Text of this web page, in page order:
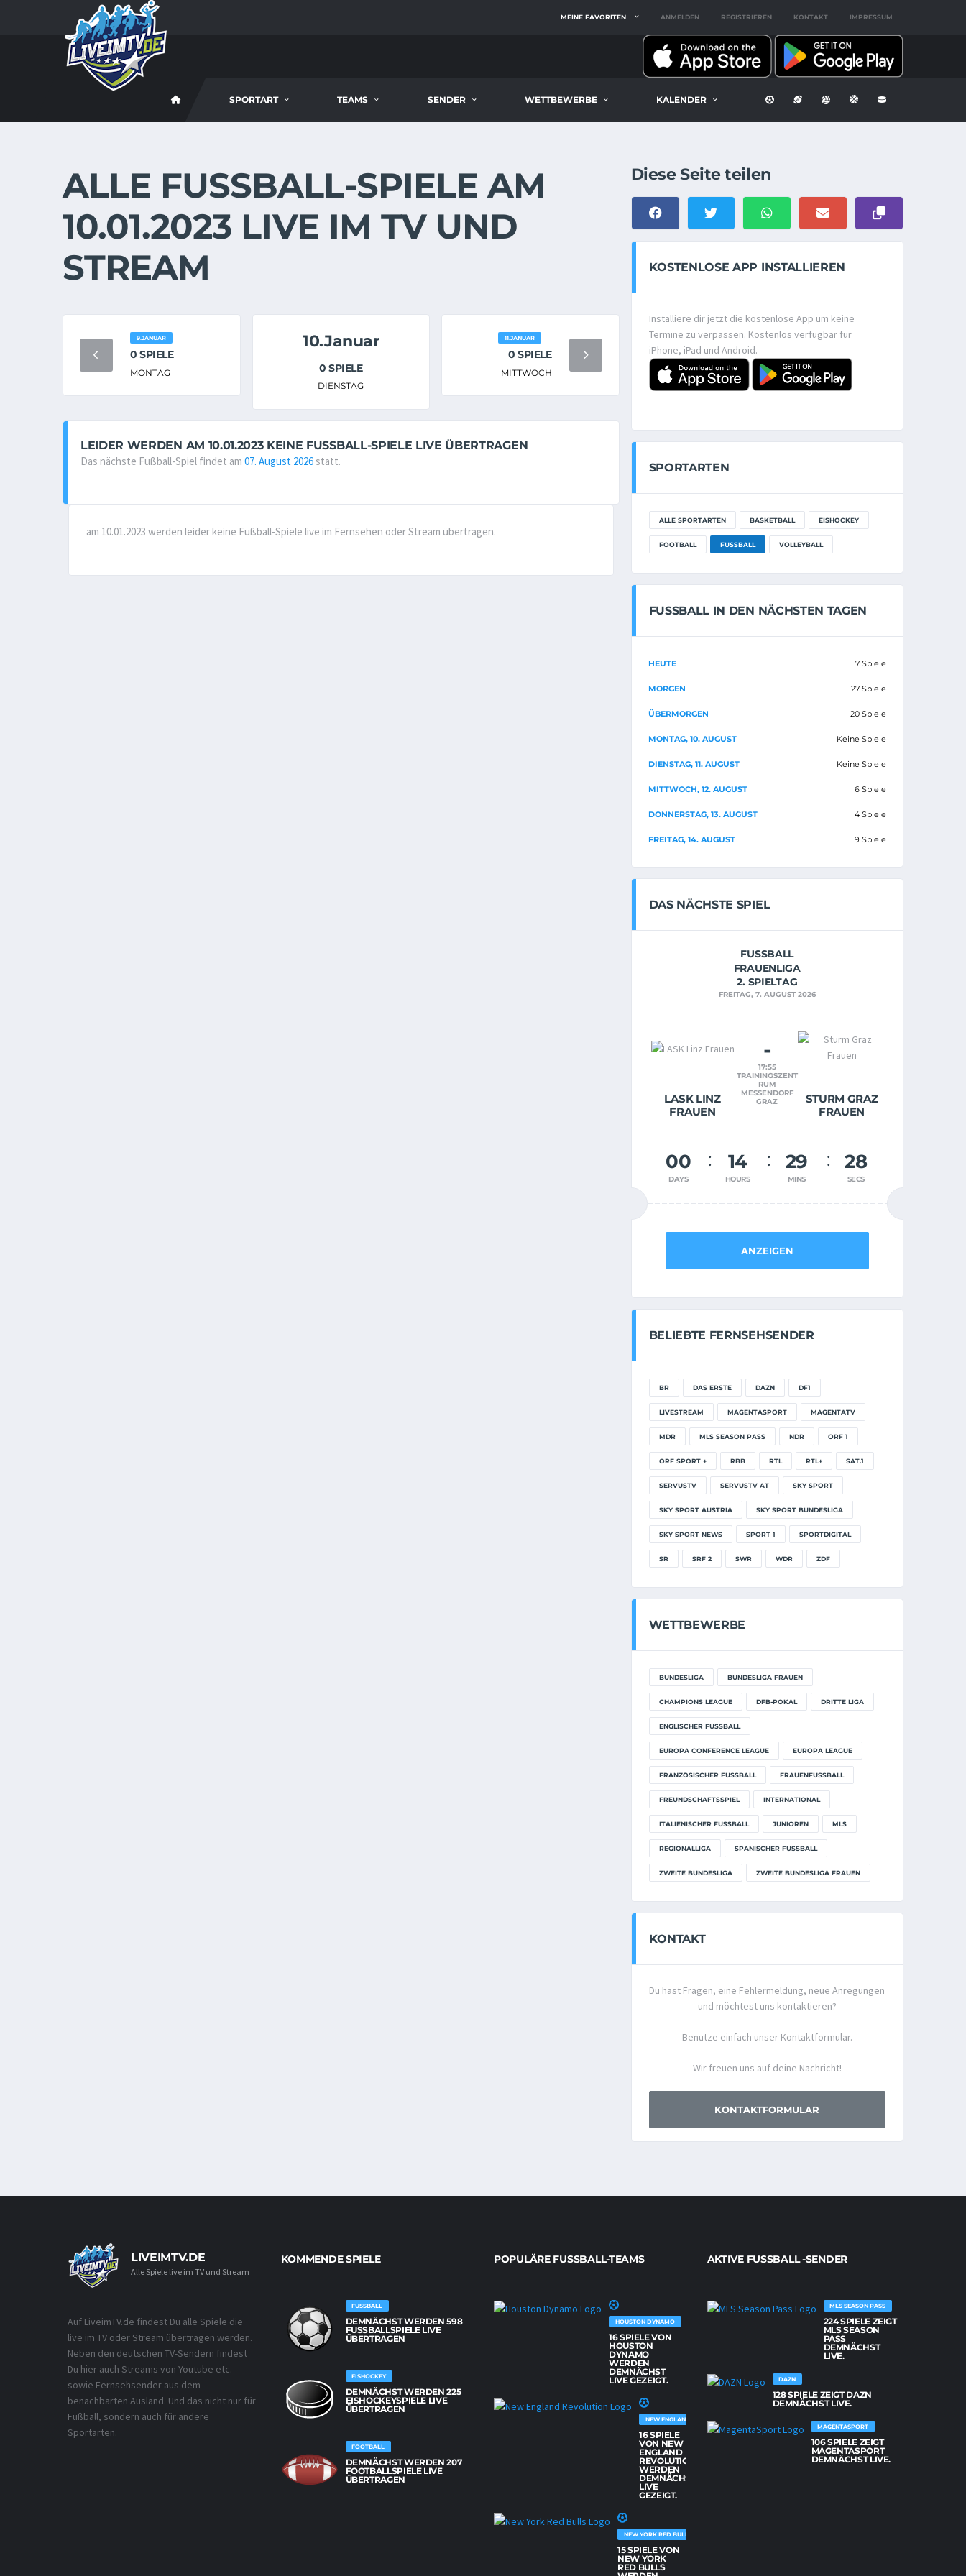
MEINE FAVORITEN ANMELDEN REGISTRIEREN KONTAKT IMPRESSUM
SPORTART TEAMS SENDER WETTBEWERBE KALENDER
ALLE FUSSBALL-SPIELE AM 1
0.01.2023 LIVE IM TV UND S
TREAM
9.JANUAR
0 SPIELE
MONTAG
10.Januar
0 SPIELE
DIENSTAG
11.JANUAR
0 SPIELE
MITTWOCH
LEIDER WERDEN AM 10.01.2023 KEINE FUSSBALL-SPIELE LIVE ÜBERTRAGEN
Das nächste Fußball-Spiel findet am 07. August 2026statt.
am 10.01.2023 werden leider keine Fußball-Spiele live im Fernsehen oder Stream übertragen.
Diese Seite teilen
KOSTENLOSE APP INSTALLIEREN
Installiere dir jetzt die kostenlose App um keine
Termine zu verpassen. Kostenlos verfügbar für
iPhone, iPad und Android.
SPORTARTEN
ALLE SPORTARTEN BASKETBALL EISHOCKEY
FOOTBALL FUSSBALL VOLLEYBALL
FUSSBALL IN DEN NÄCHSTEN TAGEN
HEUTE 7 Spiele
MORGEN 27 Spiele
ÜBERMORGEN 20 Spiele
MONTAG, 10. AUGUST Keine Spiele
DIENSTAG, 11. AUGUST Keine Spiele
MITTWOCH, 12. AUGUST 6 Spiele
DONNERSTAG, 13. AUGUST 4 Spiele
FREITAG, 14. AUGUST 9 Spiele
DAS NÄCHSTE SPIEL
FUSSBALL
FRAUENLIGA
2. SPIELTAG
FREITAG, 7. AUGUST 2026
LASK LINZ
FRAUEN
-
17:55
TRAININGSZENT
RUM
MESSENDORF
GRAZ
STURM GRAZ
FRAUEN
00
DAYS
14
HOURS
29
MINS
28
SECS
ANZEIGEN
BELIEBTE FERNSEHSENDER
BR DAS ERSTE DAZN DF1
LIVESTREAM MAGENTASPORT MAGENTATV
MDR MLS SEASON PASS NDR ORF 1
ORF SPORT + RBB RTL RTL+ SAT.1
SERVUSTV SERVUSTV AT SKY SPORT
SKY SPORT AUSTRIA SKY SPORT BUNDESLIGA
SKY SPORT NEWS SPORT 1 SPORTDIGITAL
SR SRF 2 SWR WDR ZDF
WETTBEWERBE
BUNDESLIGA BUNDESLIGA FRAUEN
CHAMPIONS LEAGUE DFB-POKAL DRITTE LIGA
ENGLISCHER FUSSBALL
EUROPA CONFERENCE LEAGUE EUROPA LEAGUE
FRANZÖSISCHER FUSSBALL FRAUENFUSSBALL
FREUNDSCHAFTSSPIEL INTERNATIONAL
ITALIENISCHER FUSSBALL JUNIOREN MLS
REGIONALLIGA SPANISCHER FUSSBALL
ZWEITE BUNDESLIGA ZWEITE BUNDESLIGA FRAUEN
KONTAKT
Du hast Fragen, eine Fehlermeldung, neue Anregungen
und möchtest uns kontaktieren?
Benutze einfach unser Kontaktformular.
Wir freuen uns auf deine Nachricht!
KONTAKTFORMULAR
LIVEIMTV.DE
Alle Spiele live im TV und Stream
Auf LiveimTV.de findest Du alle Spiele die
live im TV oder Stream übertragen werden.
Neben den deutschen TV-Sendern findest
Du hier auch Streams von Youtube etc.
sowie Fernsehsender aus dem
benachbarten Ausland. Und das nicht nur für
Fußball, sondern auch für andere
Sportarten.
KOMMENDE SPIELE
FUSSBALL
DEMNÄCHST WERDEN 598
FUSSBALLSPIELE LIVE Ü
BERTRAGEN
EISHOCKEY
DEMNÄCHST WERDEN 225
EISHOCKEYSPIELE LIVE
ÜBERTRAGEN
FOOTBALL
DEMNÄCHST WERDEN 207
FOOTBALLSPIELE LIVE
ÜBERTRAGEN
POPULÄRE FUSSBALL-TEAMS
HOUSTON DYNAMO
16 SPIELE VON
HOUSTON
DYNAMO
WERDEN
DEMNÄCHST
LIVE GEZEIGT.
NEW ENGLAND REVOLUTION
16 SPIELE
VON NEW
ENGLAND
REVOLUTION
WERDEN
DEMNÄCHST
LIVE
GEZEIGT.
NEW YORK RED BULLS
15 SPIELE VON
NEW YORK
RED BULLS
AKTIVE FUSSBALL -SENDER
MLS SEASON PASS
224 SPIELE ZEIGT
MLS SEASON
PASS
DEMNÄCHST
LIVE.
DAZN
128 SPIELE ZEIGT DAZN
DEMNÄCHST LIVE.
MAGENTASPORT
106 SPIELE ZEIGT
MAGENTASPORT
DEMNÄCHST LIVE.